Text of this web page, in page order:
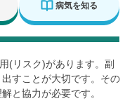
病気を知る
(リスク)があります。副
すことが大切です。その
と協力が必要です。